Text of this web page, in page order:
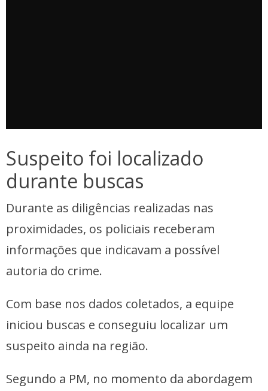
Suspeito foi localizado
durante buscas
Durante as diligências realizadas nas
proximidades, os policiais receberam
informações que indicavam a possível
autoria do crime.
Com base nos dados coletados, a equipe
iniciou buscas e conseguiu localizar um
suspeito ainda na região.
Segundo a PM, no momento da abordagem